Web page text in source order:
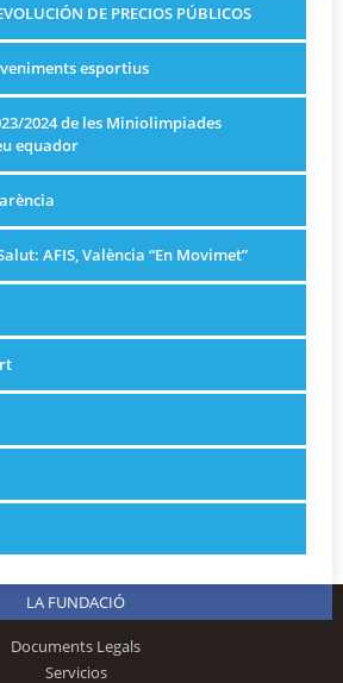
DE PRECIOS PÚBLICOS
esportius
2024 de les Miniolimpiades
equador
AFIS, València “En Movimet”
LA FUNDACIÓ
Documents Legals
Servicios